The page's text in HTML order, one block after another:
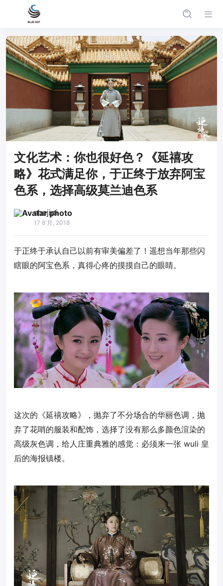
文化艺术：你也很好色？《延禧攻
略》花式满足你，于正终于放弃阿宝
色系，选择高级莫兰迪色系
shejipi
17 8 月, 2018
于正终于承认自己以前有审美偏差了！遥想当年那些闪
瞎眼的阿宝色系，真得心疼的摸摸自己的眼睛。
这次的《延禧攻略》，抛弃了不分场合的华丽色调，抛
弃了花哨的服装和配饰，选择了没有那么多颜色渲染的
高级灰色调，给人庄重典雅的感觉：必须来一张 wuli 皇
后的海报镇楼。